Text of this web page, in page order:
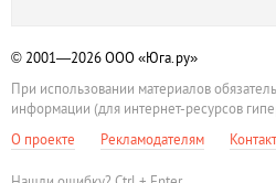
© 2001—2026ООО «Юга.ру»
При использовании материалов
информации (для интернет-ресурсов
О проекте
Рекламодателям